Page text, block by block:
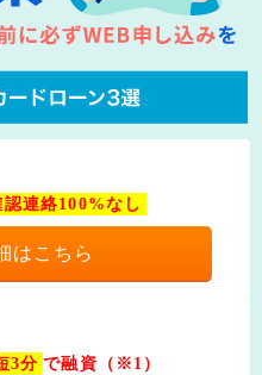
認連絡100%なし
はこちら
3分 で融資（※1）